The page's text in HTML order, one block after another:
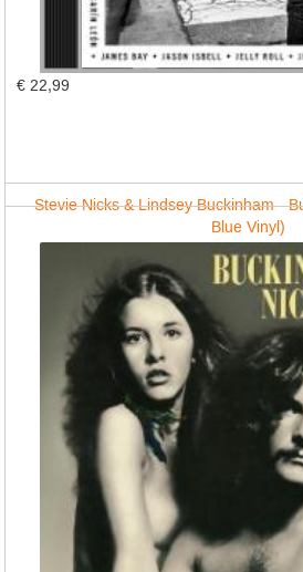
€ 22,99
Stevie Nicks & Lindsey Buckinham -
Blue Vinyl)